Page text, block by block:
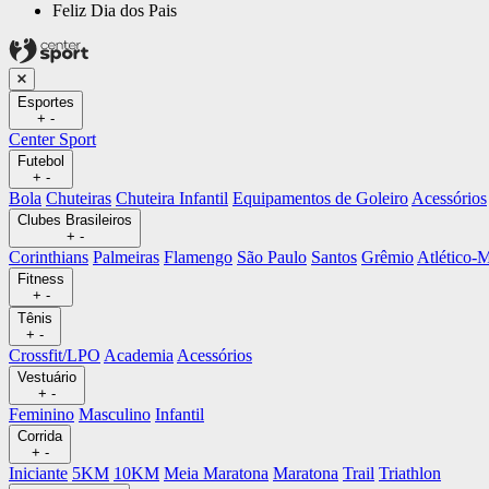
Feliz Dia dos Pais
Esportes
+ -
Center Sport
Futebol
+ -
Bola Chuteiras Chuteira Infantil Equipamentos de Goleiro Acessórios
Clubes Brasileiros
+ -
Corinthians Palmeiras Flamengo São Paulo Santos Grêmio Atlético-
Fitness
+ -
Tênis
+ -
Crossfit/LPO Academia Acessórios
Vestuário
+ -
Feminino Masculino Infantil
Corrida
+ -
Iniciante 5KM 10KM Meia Maratona Maratona Trail Triathlon